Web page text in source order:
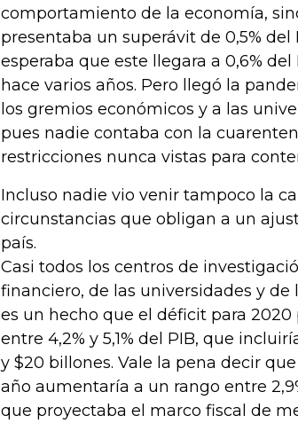
comportamiento de la economía,
presentaba un superávit de 0,5%
esperaba que este llegara a 0,6%
hace varios años. Pero llegó la
los gremios económicos y a las
pues nadie contaba con la
restricciones nunca vistas para
Incluso nadie vio venir tampoco la
circunstancias que obligan a un
país.
Casi todos los centros de
financiero, de las universidades y
es un hecho que el déficit para 2020
entre 4,2% y 5,1% del PIB, que
y $20 billones. Vale la pena decir
año aumentaría a un rango entre
que proyectaba el marco fiscal de